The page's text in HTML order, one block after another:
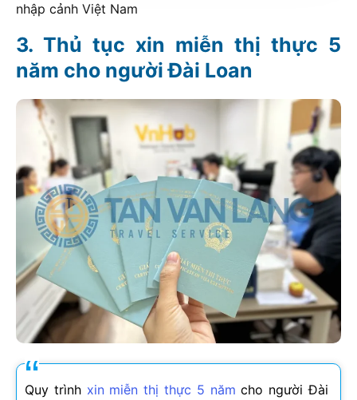
nhập cảnh Việt Nam
Thủ tục xin miễn thị thực 5
năm cho người Đài Loan
Quy trình xin miễn thị thực 5 năm cho người Đài